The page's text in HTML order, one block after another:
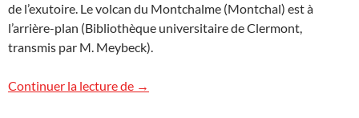
de l’exutoire. Le volcan du Montchalme (Montchal) est à
l’arrière-plan (Bibliothèque universitaire de Clermont,
transmis par M. Meybeck).
Continuer la lecture de Le lac Pavin : admirable et/ou
→